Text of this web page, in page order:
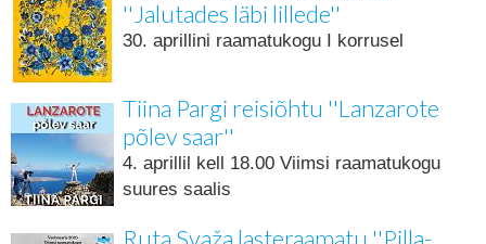
''Jalutades läbi lillede''
30. aprillini raamatukogu I korrusel
Tiina Pargi reisiõhtu ''Lanzarote
põlev saar''
4. aprillil kell 18.00 Viimsi raamatukogu
suures saalis